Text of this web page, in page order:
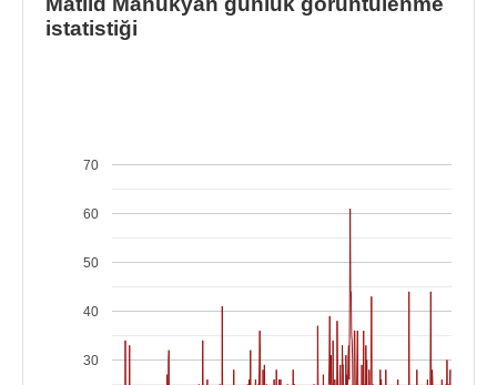
istatistiği
30
40
50
60
70